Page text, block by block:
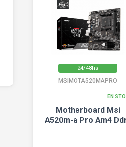
24/48hs
MSIMOTA520MAPRO
EN
Motherboard Msi
A520m-a Pro Am4